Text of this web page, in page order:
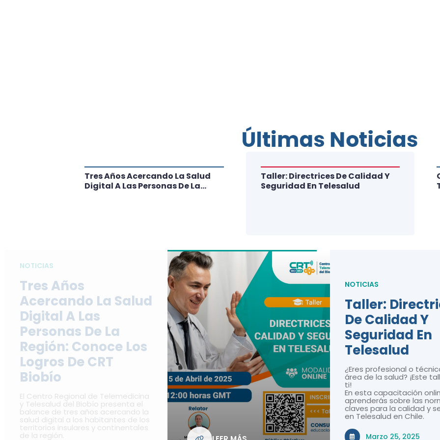
NOTICIAS
Tres Años
Acercando La Salud
Digital A Las
Personas De La
Región: Conoce Los
Logros De CRT
Biobío
El Centro Regional de Telemedicina
y Telesalud del Biobío presenta el
balance de tres años acercando la
salud digital a los habitantes de los
territorios insulares y continentales
de la región.
NOTICIAS
Taller:
De Calidad Y
Seguridad En
Telesalud
¿Eres profesional o
área de la salud? ¡Este
ti!
En esta capacitación
aprenderás sobre las
claves para la calidad y
en Telesalud en Chile.
Marzo 25, 2025
Tres Años Acercando La Salud
Digital A Las Personas De La
Taller: Directrices De Calidad Y
Seguridad En Telesalud
Últimas Noticias